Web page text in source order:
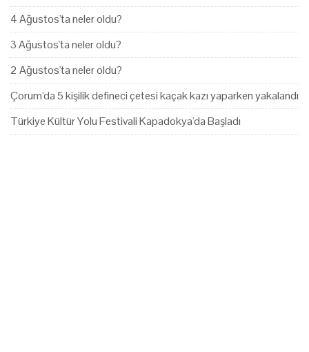
4 Ağustos'ta neler oldu?
3 Ağustos'ta neler oldu?
2 Ağustos'ta neler oldu?
Çorum'da 5 kişilik defineci çetesi kaçak kazı yaparken yakalandı
Türkiye Kültür Yolu Festivali Kapadokya'da Başladı